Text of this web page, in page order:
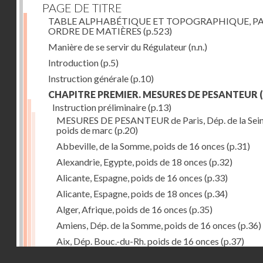
PAGE DE TITRE
TABLE ALPHABÉTIQUE ET TOPOGRAPHIQUE,
ORDRE DE MATIÈRES (p.523)
Manière de se servir du Régulateur(n.n.)
Introduction(p.5)
Instruction générale(p.10)
CHAPITRE PREMIER. MESURES DE PESANTEUR
Instruction préliminaire(p.13)
MESURES DE PESANTEUR de Paris, Dép. de la
poids de marc (p.20)
Abbeville, de la Somme, poids de 16 onces (p.31)
Alexandrie, Egypte, poids de 18 onces (p.32)
Alicante, Espagne, poids de 16 onces (p.33)
Alicante, Espagne, poids de 18 onces (p.34)
Alger, Afrique, poids de 16 onces (p.35)
Amiens, Dép. de la Somme, poids de 16 onces (p.36)
Aix, Dép. Bouc.-du-Rh. poids de 16 onces (p.37)